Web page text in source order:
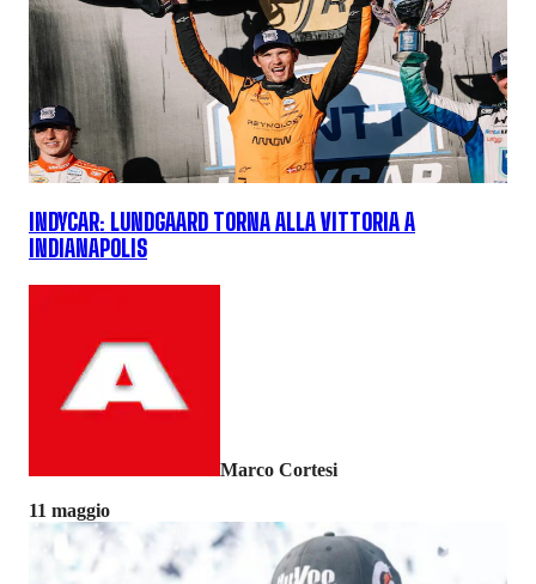
INDYCAR: LUNDGAARD TORNA ALLA VITTORIA A
INDIANAPOLIS
Marco Cortesi
11 maggio